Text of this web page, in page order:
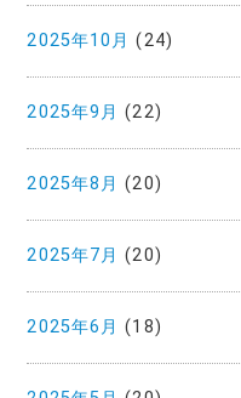
2025年10月 (24)
2025年9月 (22)
2025年8月 (20)
2025年7月 (20)
2025年6月 (18)